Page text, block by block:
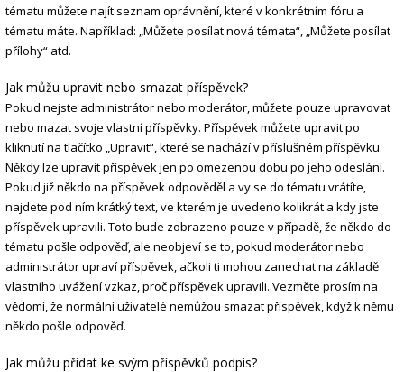
tématu můžete najít seznam oprávnění, které v konkrétním fóru a
tématu máte. Například: „Můžete posílat nová témata“, „Můžete posílat
přílohy“ atd.
Jak můžu upravit nebo smazat příspěvek?
Pokud nejste administrátor nebo moderátor, můžete pouze upravovat
nebo mazat svoje vlastní příspěvky. Příspěvek můžete upravit po
kliknutí na tlačítko „Upravit“, které se nachází v příslušném příspěvku.
Někdy lze upravit příspěvek jen po omezenou dobu po jeho odeslání.
Pokud již někdo na příspěvek odpověděl a vy se do tématu vrátíte,
najdete pod ním krátký text, ve kterém je uvedeno kolikrát a kdy jste
příspěvek upravili. Toto bude zobrazeno pouze v případě, že někdo do
tématu pošle odpověď, ale neobjeví se to, pokud moderátor nebo
administrátor upraví příspěvek, ačkoli ti mohou zanechat na základě
vlastního uvážení vzkaz, proč příspěvek upravili. Vezměte prosím na
vědomí, že normální uživatelé nemůžou smazat příspěvek, když k němu
někdo pošle odpověď.
Jak můžu přidat ke svým příspěvků podpis?